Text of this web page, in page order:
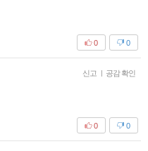
0
0
신고 | 공감 확인
0
0